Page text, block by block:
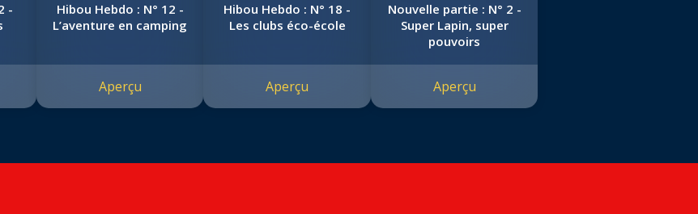
-
Hibou Hebdo : N° 12 -
L’aventure en camping
Aperçu
Hibou Hebdo : N° 18 -
Les clubs éco-école
Aperçu
Nouvelle partie : N° 2 -
Super Lapin, super
pouvoirs
Aperçu